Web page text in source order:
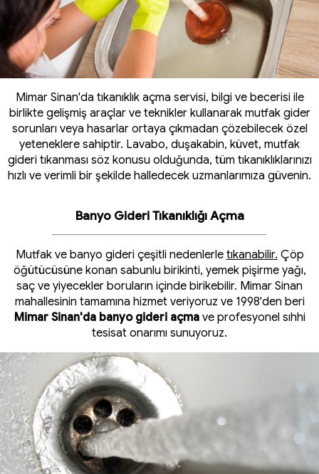
Mimar Sinan'da tıkanıklık açma servisi, bilgi ve becerisi ile
birlikte gelişmiş araçlar ve teknikler kullanarak mutfak gider
sorunları veya hasarlar ortaya çıkmadan çözebilecek özel
yeteneklere sahiptir. Lavabo, duşakabin, küvet, mutfak
gideri tıkanması söz konusu olduğunda, tüm tıkanıklıklarınızı
hızlı ve verimli bir şekilde halledecek uzmanlarımıza güvenin.
Banyo Gideri Tıkanıklığı Açma
Mutfak ve banyo gideri çeşitli nedenlerle tıkanabilir. Çöp
öğütücüsüne konan sabunlu birikinti, yemek pişirme yağı,
saç ve yiyecekler boruların içinde birikebilir. Mimar Sinan
mahallesinin tamamına hizmet veriyoruz ve 1998'den beri
Mimar Sinan'da banyo gideri açmave profesyonel sıhhi
tesisat onarımı sunuyoruz.